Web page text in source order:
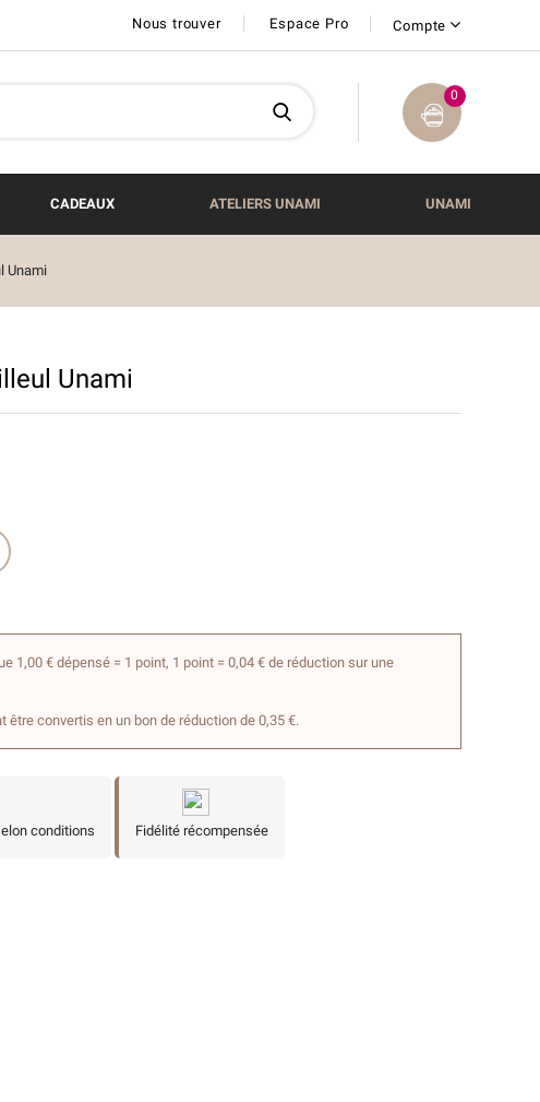
Nous trouver Espace Pro Compte
0
CADEAUX ATELIERS UNAMI UNAMI
Unami
Unami
1,00 € dépensé = 1 point, 1 point = 0,04 € de réduction sur une
convertis en un bon de réduction de 0,35 €.
conditions Fidélité récompensée